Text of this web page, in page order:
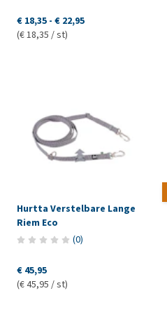
€ 18,35 - € 22,95
(€ 18,35 / st)
Hurtta Verstelbare Lange
Riem Eco
(0)
€ 45,95
(€ 45,95 / st)